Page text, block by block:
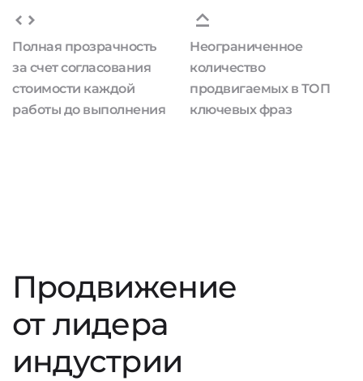
Полная прозрачность
за счет согласования
стоимости каждой
работы до выполнения
Неограниченное
количество
продвигаемых в ТОП
ключевых фраз
Продвижение
от лидера
индустрии